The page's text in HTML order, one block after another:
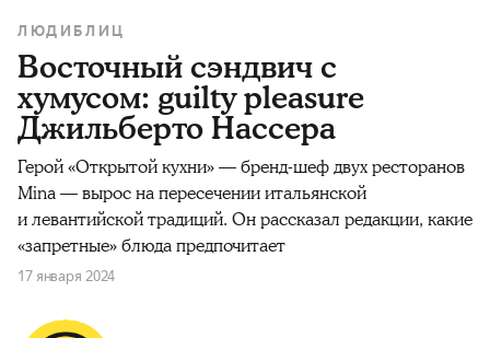
ЛЮДИ БЛИЦ
Восточный сэндвич с
хумусом: guilty pleasure
Джильберто Нассера
Герой «Открытой кухни» — бренд-шеф двух ресторанов
Mina — вырос на пересечении итальянской
и левантийской традиций. Он рассказал редакции, какие
«запретные» блюда предпочитает
17 января 2024